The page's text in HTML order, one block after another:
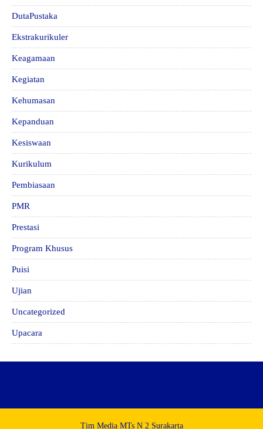
DutaPustaka
Ekstrakurikuler
Keagamaan
Kegiatan
Kehumasan
Kepanduan
Kesiswaan
Kurikulum
Pembiasaan
PMR
Prestasi
Program Khusus
Puisi
Ujian
Uncategorized
Upacara
Tim Media MTs N 2 Surakarta